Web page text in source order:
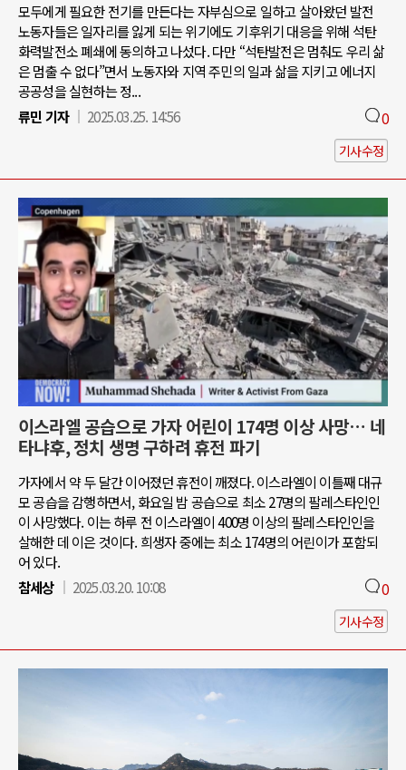
모두에게 필요한 전기를 만든다는 자부심으로 일하고 살아왔던 발전
노동자들은 일자리를 잃게 되는 위기에도 기후위기 대응을 위해 석탄
화력발전소 폐쇄에 동의하고 나섰다. 다만 “석탄발전은 멈춰도 우리 삶
은 멈출 수 없다”면서 노동자와 지역 주민의 일과 삶을 지키고 에너지
공공성을 실현하는 정...
류민 기자
2025.03.25. 14:56 0
기사수정
이스라엘 공습으로 가자 어린이 174명 이상 사망… 네
타냐후, 정치 생명 구하려 휴전 파기
가자에서 약 두 달간 이어졌던 휴전이 깨졌다. 이스라엘이 이틀째 대규
모 공습을 감행하면서, 화요일 밤 공습으로 최소 27명의 팔레스타인인
이 사망했다. 이는 하루 전 이스라엘이 400명 이상의 팔레스타인인을
살해한 데 이은 것이다. 희생자 중에는 최소 174명의 어린이가 포함되
어 있다.
참세상
2025.03.20. 10:08 0
기사수정